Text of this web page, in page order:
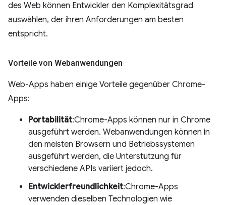
des Web können Entwickler den Komplexitätsgrad
auswählen, der ihren Anforderungen am besten
entspricht.
Vorteile von Webanwendungen
Web-Apps haben einige Vorteile gegenüber Chrome-
Apps:
Portabilität:Chrome-Apps können nur in Chrome
ausgeführt werden. Webanwendungen können in
den meisten Browsern und Betriebssystemen
ausgeführt werden, die Unterstützung für
verschiedene APIs variiert jedoch.
Entwicklerfreundlichkeit:Chrome-Apps
verwenden dieselben Technologien wie